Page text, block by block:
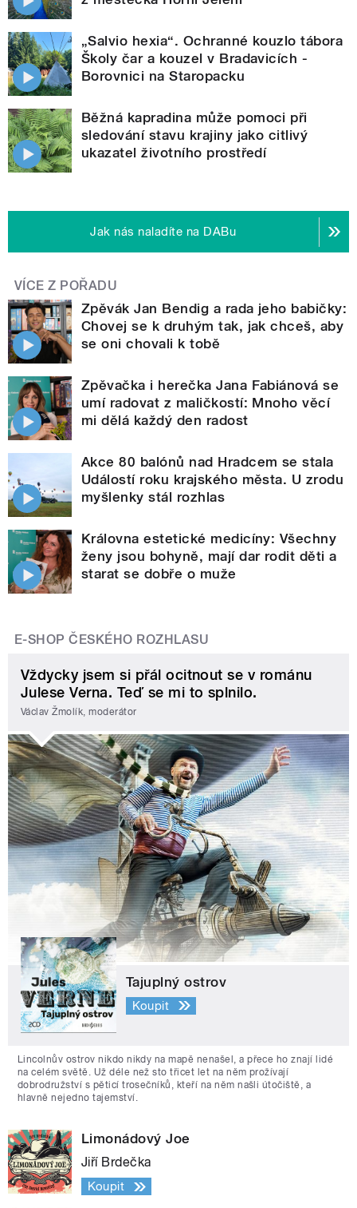
„Salvio hexia“. Ochranné kouzlo tábora
Školy čar a kouzel v Bradavicích -
Borovnici na Staropacku
Běžná kapradina může pomoci při
sledování stavu krajiny jako citlivý
ukazatel životního prostředí
Jak nás naladíte na DABu
VÍCE Z POŘADU
Zpěvák Jan Bendig a rada jeho babičky:
Chovej se k druhým tak, jak chceš, aby
se oni chovali k tobě
Zpěvačka i herečka Jana Fabiánová se
umí radovat z maličkostí: Mnoho věcí
mi dělá každý den radost
Akce 80 balónů nad Hradcem se stala
Událostí roku krajského města. U zrodu
myšlenky stál rozhlas
Královna estetické medicíny: Všechny
ženy jsou bohyně, mají dar rodit děti a
starat se dobře o muže
E-SHOP ČESKÉHO ROZHLASU
Vždycky jsem si přál ocitnout se v románu
Julese Verna. Teď se mi to splnilo.
Václav Žmolík, moderátor
Tajuplný ostrov
Koupit
Lincolnův ostrov nikdo nikdy na mapě nenašel, a přece ho znají lidé
na celém světě. Už déle než sto třicet let na něm prožívají
dobrodružství s pěticí trosečníků, kteří na něm našli útočiště, a
hlavně nejedno tajemství.
Limonádový Joe
Jiří Brdečka
Koupit